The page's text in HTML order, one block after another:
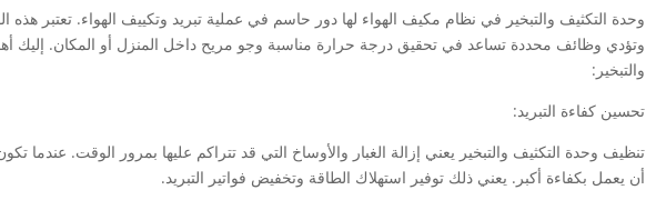
وحدة التكثيف والتبخير في نظام مكيف الهواء لها دور حاسم في عملية تبريد وتكييف الهواء. تعتبر
وتؤدي وظائف محددة تساعد في تحقيق درجة حرارة مناسبة وجو مريح داخل المنزل أو المكان. إليك
والتبخير:
تحسين كفاءة التبريد:
تنظيف وحدة التكثيف والتبخير يعني إزالة الغبار والأوساخ التي قد تتراكم عليها بمرور الوقت. عندما
أن يعمل بكفاءة أكبر. يعني ذلك توفير استهلاك الطاقة وتخفيض فواتير التبريد.